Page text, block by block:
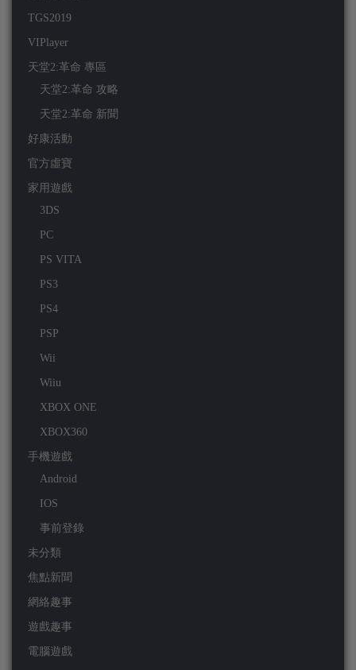
TGS2019
VIPlayer
天堂2:革命 專區
天堂2:革命 攻略
天堂2:革命 新聞
好康活動
官方虛寶
家用遊戲
3DS
PC
PS VITA
PS3
PS4
PSP
Wii
Wiiu
XBOX ONE
XBOX360
手機遊戲
Android
IOS
事前登錄
未分類
焦點新聞
網絡趣事
遊戲趣事
電腦遊戲